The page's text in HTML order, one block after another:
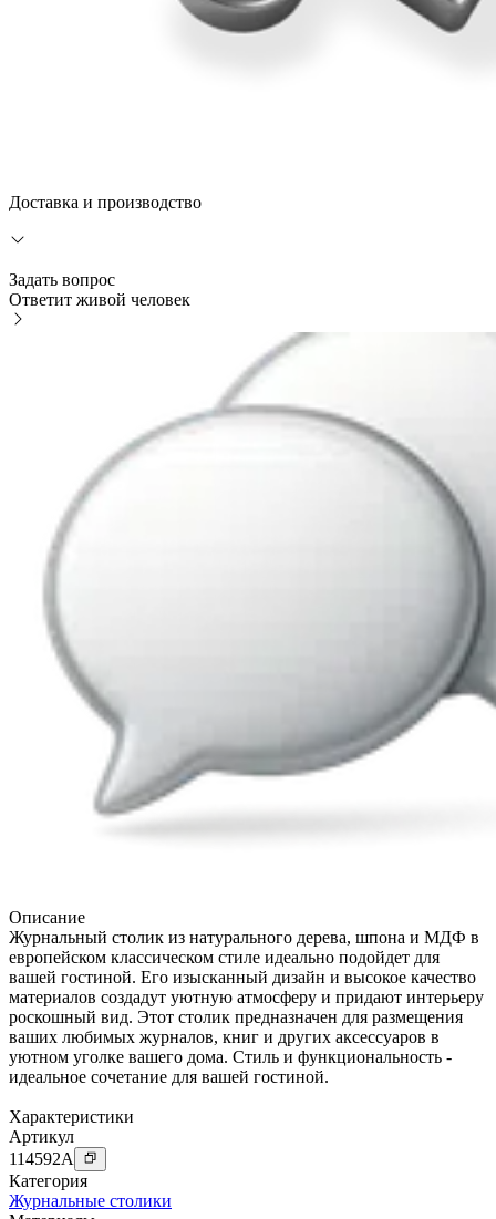
Доставка и производство
Задать вопрос
Ответит живой человек
Описание
Журнальный столик из натурального дерева, шпона и МДФ в
европейском классическом стиле идеально подойдет для
вашей гостиной. Его изысканный дизайн и высокое качество
материалов создадут уютную атмосферу и придают интерьеру
роскошный вид. Этот столик предназначен для размещения
ваших любимых журналов, книг и других аксессуаров в
уютном уголке вашего дома. Стиль и функциональность -
идеальное сочетание для вашей гостиной.
Характеристики
Артикул
114592A
Категория
Журнальные столики